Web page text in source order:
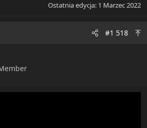
Ostatnia edycja: 1 Marzec 2022
#1 518